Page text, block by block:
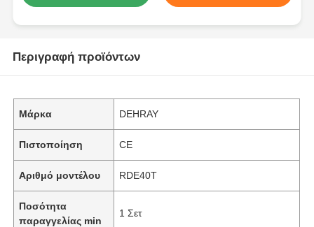
Περιγραφή προϊόντων
Μάρκα DEHRAY
Πιστοποίηση CE
Αριθμό μοντέλου RDE40T
Ποσότητα
παραγγελίας min
1 Σετ